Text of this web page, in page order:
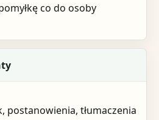
co do osoby
postanowienia, tłumaczenia